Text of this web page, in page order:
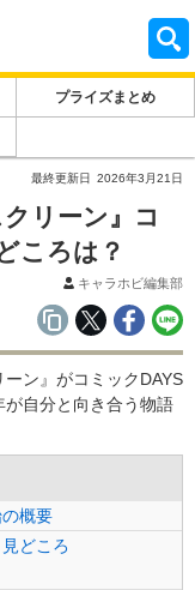
プライズまとめ
最終更新日 2026年3月21日
リーン』コ
ころは？
キャラホビ編集部
ン』がコミックDAYS
自分と向き合う物語
概要
どころ